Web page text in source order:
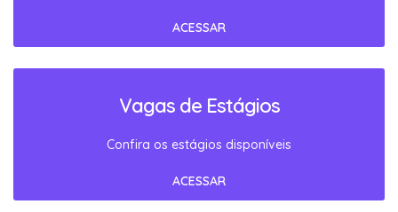
ACESSAR
Vagas de Estágios
Confira os estágios disponíveis
ACESSAR